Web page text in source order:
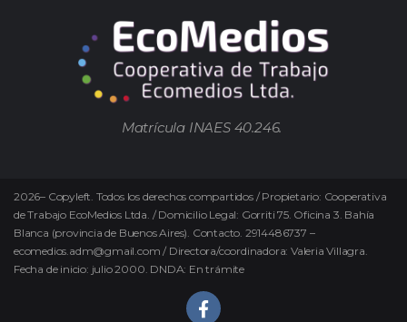
Matrícula INAES 40.246.
2026– Copyleft. Todos los derechos compartidos / Propietario: Cooperativa
de Trabajo EcoMedios Ltda. / Domicilio Legal: Gorriti 75. Oficina 3. Bahía
Blanca (provincia de Buenos Aires). Contacto. 2914486737 –
ecomedios.adm@gmail.com / Directora/coordinadora: Valeria Villagra.
Fecha de inicio: julio 2000. DNDA: En trámite